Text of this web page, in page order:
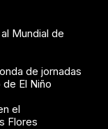
Mundial de
de jornadas
El Niño
el
Flores